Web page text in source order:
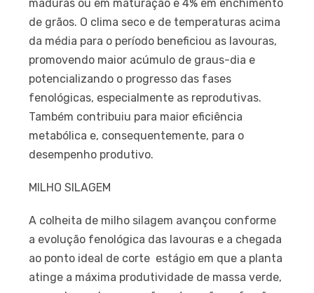
maduras ou em maturação e 4% em enchimento
de grãos. O clima seco e de temperaturas acima
da média para o período beneficiou as lavouras,
promovendo maior acúmulo de graus-dia e
potencializando o progresso das fases
fenológicas, especialmente as reprodutivas.
Também contribuiu para maior eficiência
metabólica e, consequentemente, para o
desempenho produtivo.
MILHO SILAGEM
A colheita de milho silagem avançou conforme
a evolução fenológica das lavouras e a chegada
ao ponto ideal de corte  estágio em que a planta
atinge a máxima produtividade de massa verde,